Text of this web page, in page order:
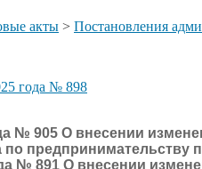
акты > Постановления
года № 898
№ 905 О внесении
№ 891 О внесении